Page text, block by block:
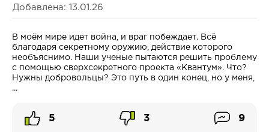
Добавлена: 13.01.26
В моём мире идет война, и враг побеждает. Всё
благодаря секретному оружию, действие которого
необъяснимо. Наши ученые пытаются решить проблему
с помощью сверхсекретного проекта «Квантум». Что?
Нужны добровольцы? Это путь в один конец, но у меня,
...
5 3 9